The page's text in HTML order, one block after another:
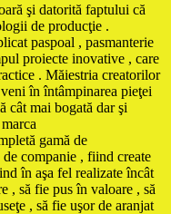
şi datorită faptului că
de producţie .
paspoal , pasmanterie
proiecte inovative , care
. Măiestria creatorilor
în întâmpinarea pieţei
cât mai bogată dar şi
gamă de
companie , fiind create
în aşa fel realizate încât
, să fie pus în valoare , să
, să fie uşor de aranjat